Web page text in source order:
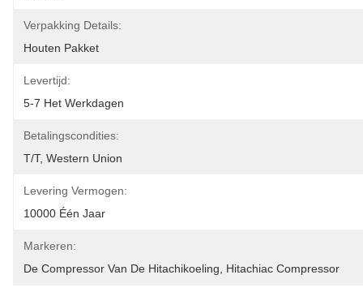
Verpakking Details:
Houten Pakket
Levertijd:
5-7 Het Werkdagen
Betalingscondities:
T/T, Western Union
Levering Vermogen:
10000 Één Jaar
Markeren:
De Compressor Van De Hitachikoeling
Hitachiac Compressor